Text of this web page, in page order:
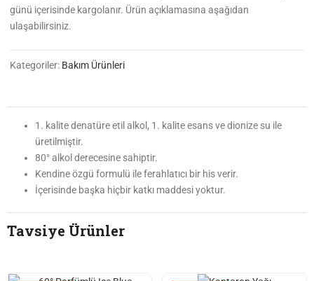
günü içerisinde kargolanır. Ürün açıklamasına aşağıdan
ulaşabilirsiniz.
Kategoriler: Bakım Ürünleri
1. kalite denatüre etil alkol, 1. kalite esans ve dionize su ile
üretilmiştir.
80° alkol derecesine sahiptir.
Kendine özgü formulü ile ferahlatıcı bir his verir.
İçerisinde başka hiçbir katkı maddesi yoktur.
Tavsiye Ürünler